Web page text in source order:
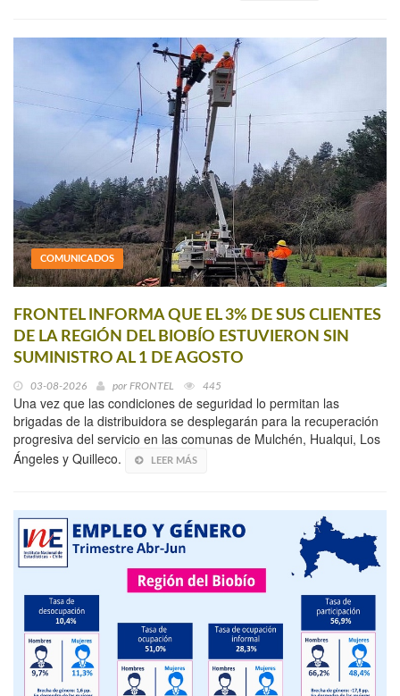
COMUNICADOS
FRONTEL INFORMA QUE EL 3% DE SUS CLIENTES
DE LA REGIÓN DEL BIOBÍO ESTUVIERON SIN
SUMINISTRO AL 1 DE AGOSTO
03-08-2026 por FRONTEL 445
Una vez que las condiciones de seguridad lo permitan las
brigadas de la distribuidora se desplegarán para la recuperación
progresiva del servicio en las comunas de Mulchén, Hualqui, Los
Ángeles y Quilleco.
LEER MÁS